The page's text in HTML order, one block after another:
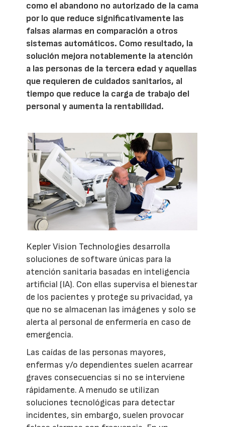
como el abandono no autorizado de la cama
por lo que reduce significativamente las
falsas alarmas en comparación a otros
sistemas automáticos. Como resultado, la
solución mejora notablemente la atención
a las personas de la tercera edad y aquellas
que requieren de cuidados sanitarios, al
tiempo que reduce la carga de trabajo del
personal y aumenta la rentabilidad.
Kepler Vision Technologies desarrolla
soluciones de software únicas para la
atención sanitaria basadas en inteligencia
artificial (IA). Con ellas supervisa el bienestar
de los pacientes y protege su privacidad, ya
que no se almacenan las imágenes y solo se
alerta al personal de enfermería en caso de
emergencia.
Las caídas de las personas mayores,
enfermas y/o dependientes suelen acarrear
graves consecuencias si no se interviene
rápidamente. A menudo se utilizan
soluciones tecnológicas para detectar
incidentes, sin embargo, suelen provocar